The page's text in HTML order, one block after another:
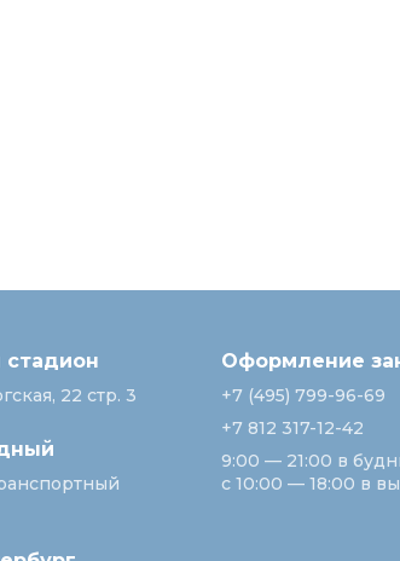
22 стр. 3
Оформление
+7 (495) 799-96-69
+7 812 317-12-42
9:00 — 21:00 в
с 10:00 — 18:00 в